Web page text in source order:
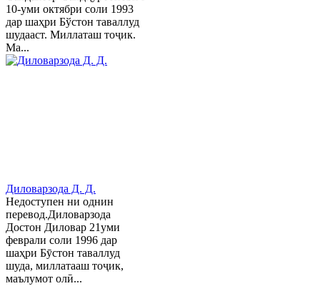
10-уми октябри соли 1993
дар шаҳри Бўстон таваллуд
шудааст. Миллаташ тоҷик.
Ма...
Диловарзода Д. Д.
Недоступен ни однин
перевод.Диловарзода
Достон Диловар 21уми
феврали соли 1996 дар
шаҳри Бӯстон таваллуд
шуда, миллатааш тоҷик,
маълумот олӣ...